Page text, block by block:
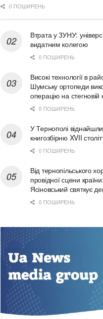
0 ПОШИРЕНЬ
Втрата у ЗУНУ:
видатним колегою
0 ПОШИРЕНЬ
Високі технології в
Шумську ортопеди
операцію на стегновій
0 ПОШИРЕНЬ
У Тернополі
книгозбірню XVII
0 ПОШИРЕНЬ
Від тернопільського
провідної сцени
Ясіновський святкує
0 ПОШИРЕНЬ